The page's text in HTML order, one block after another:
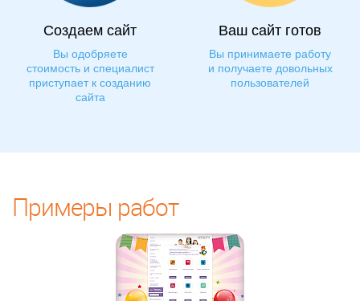
Создаем сайт
Вы одобряете
стоимость и специалист
приступает к созданию
сайта
Ваш сайт готов
Вы принимаете работу
и получаете довольных
пользователей
Примеры работ